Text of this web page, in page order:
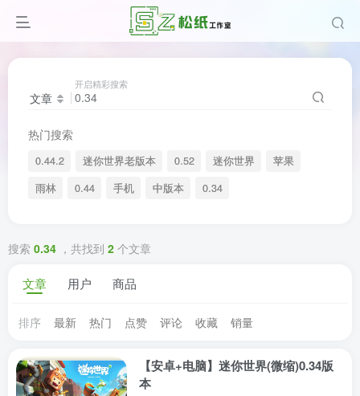
文章
开启精彩搜索
热门搜索
0.44.2 迷你世界老版本 0.52 迷你世界
苹果
雨林
0.44 手机 中版本 0.34
搜索 0.34 ，共找到 2 个文章
文章 用户 商品
排序 最新 热门 点赞 评论 收藏 销量
【安卓+电脑】迷你世界(微缩)0.34版
本